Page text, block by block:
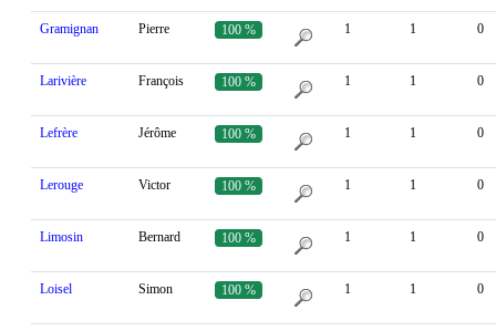
Gramignan Pierre 100 % 1 1 0
Larivière François 100 % 1 1 0
Lefrère Jérôme 100 % 1 1 0
Lerouge Victor 100 % 1 1 0
Limosin Bernard 100 % 1 1 0
Loisel Simon 100 % 1 1 0